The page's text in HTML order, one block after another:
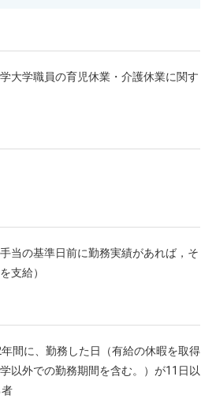
大学職員の育児休業・介護休業に関す
当の基準日前に勤務実績があれば，そ
支給）
年間に、勤務した日（有給の休暇を取得
以外での勤務期間を含む。）が11日以
者